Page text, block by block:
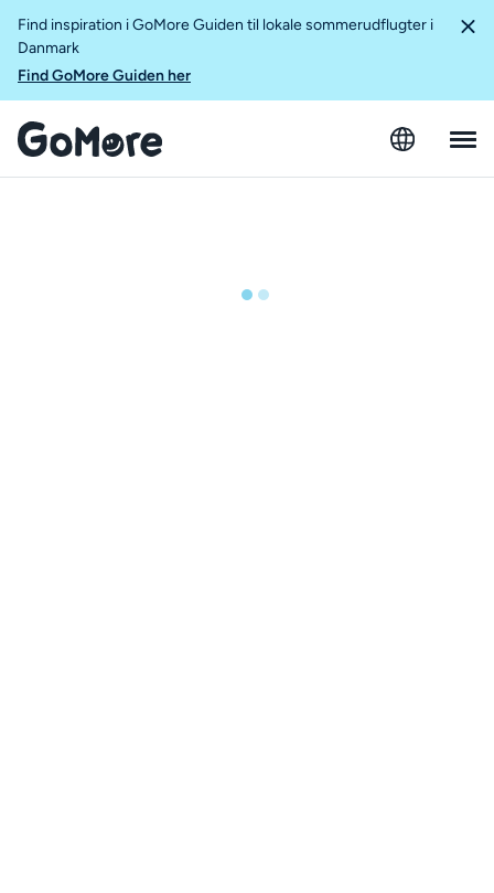
Find inspiration i GoMore Guiden til lokale sommerudflugter i
Danmark
Find GoMore Guiden her